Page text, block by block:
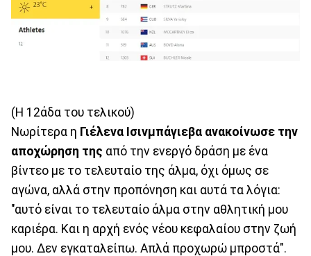
(Η 12άδα του τελικού)
Νωρίτερα η Γιέλενα Ισινμπάγιεβα ανακοίνωσε την
αποχώρηση της από την ενεργό δράση με ένα
βίντεο με το τελευταίο της άλμα, όχι όμως σε
αγώνα, αλλά στην προπόνηση και αυτά τα λόγια:
"αυτό είναι το τελευταίο άλμα στην αθλητική μου
καριέρα. Και η αρχή ενός νέου κεφαλαίου στην ζωή
μου. Δεν εγκαταλείπω. Απλά προχωρώ μπροστά".